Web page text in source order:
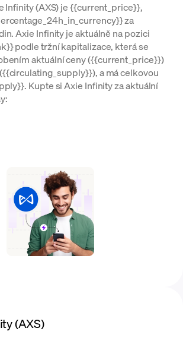
Infinity (AXS) je {{current_price}},
za
Axie Infinity je aktuálně na pozici
podle tržní kapitalizace, která se
aktuální ceny ({{current_price}})
a má celkovou
Kupte si Axie Infinity za aktuální
(AXS)